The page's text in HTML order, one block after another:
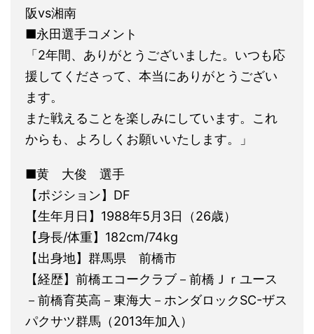
阪vs湘南
■永田選手コメント
「2年間、ありがとうございました。いつも応
援してくださって、本当にありがとうござい
ます。
また戦えることを楽しみにしています。これ
からも、よろしくお願いいたします。」
■黄 大俊 選手
【ポジション】DF
【生年月日】1988年5月3日（26歳）
【身長/体重】182cm/74kg
【出身地】群馬県 前橋市
【経歴】前橋エコークラブ－前橋Ｊｒユース
－前橋育英高－東海大－ホンダロックSC-ザス
パクサツ群馬（2013年加入）